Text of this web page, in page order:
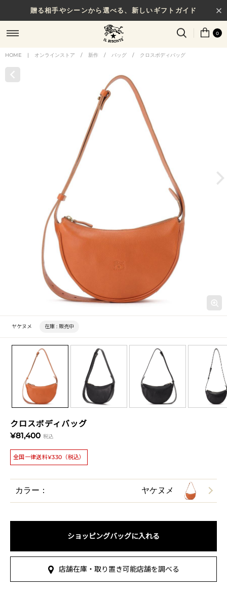
贈る相手やシーンから選べる、新しいギフトガイド
0
HOME | オンラインストア / 新作 / バッグ / クロスボディバッグ
クロスボディバッグ
¥81,400 税込
全国一律送料¥330（税込）
ヤケヌメ 在庫 : 販売中
カラー： ヤケヌメ
ショッピングバッグに入れる
店舗在庫・取り置き可能店舗を調べる